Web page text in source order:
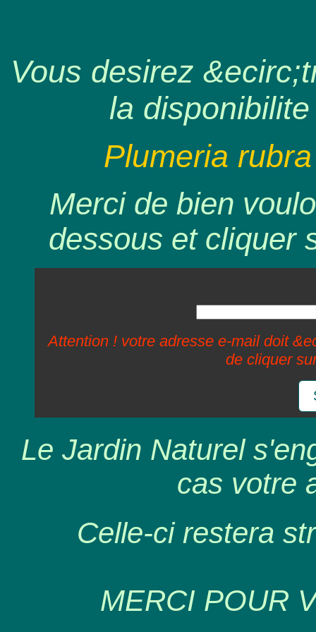
Vous desirez
la
Plumeria
Merci de bien
dessous et cliquer
Attention ! votre adresse e-mail doit
de cliquer
Le Jardin Naturel
cas votre
Celle-ci restera
MERCI POUR